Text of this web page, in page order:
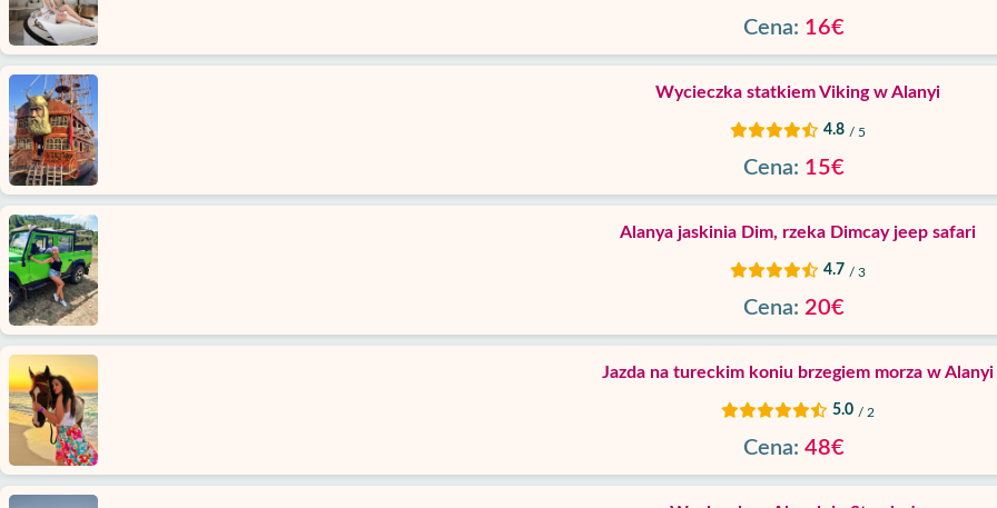
Cena: 16€
Wycieczka statkiem Viking w Alanyi
4.8 / 5
Cena: 15€
Alanya jaskinia Dim, rzeka Dimcay jeep safari
4.7 / 3
Cena: 20€
Jazda na tureckim koniu brzegiem morza w Alanyi
5.0 / 2
Cena: 48€